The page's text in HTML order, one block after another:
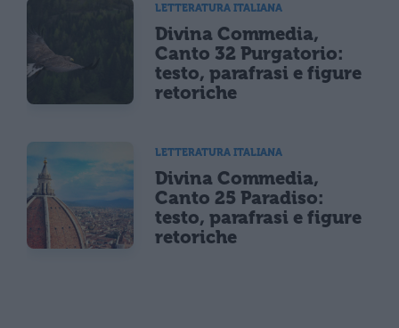
LETTERATURA ITALIANA
Divina Commedia,
Canto 32 Purgatorio:
testo, parafrasi e figure
retoriche
LETTERATURA ITALIANA
Divina Commedia,
Canto 25 Paradiso:
testo, parafrasi e figure
retoriche